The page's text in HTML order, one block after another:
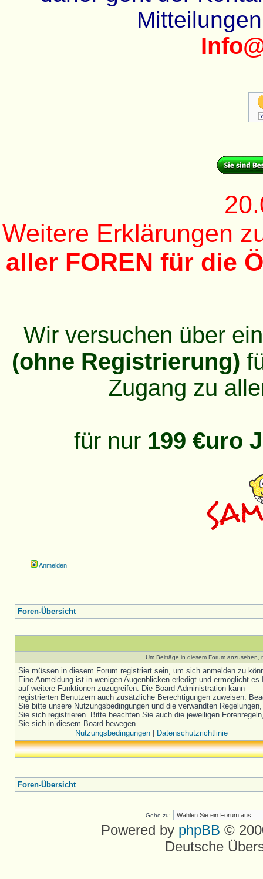
Weitere Erklärungen
aller FOREN für die
Wir versuchen über
(ohne Registrierung)
Zugang zu
für nur 199 €uro
Anmelden
Foren-Übersicht
Um Beiträge in diesem Forum
Sie müssen in diesem Forum registriert sein, um sich anmelden zu
Eine Anmeldung ist in wenigen Augenblicken erledigt und ermöglicht es
auf weitere Funktionen zuzugreifen. Die Board-Administration kann
registrierten Benutzern auch zusätzliche Berechtigungen zuweisen.
Sie bitte unsere Nutzungsbedingungen und die verwandten
Sie sich registrieren. Bitte beachten Sie auch die jeweiligen
Sie sich in diesem Board bewegen.
Nutzungsbedingungen| Datenschutzrichtlinie
Foren-Übersicht
Gehe zu:
Powered by phpBB ©
Deutsche